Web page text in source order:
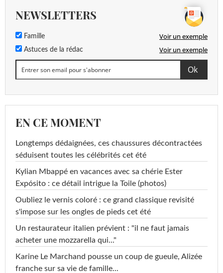
NEWSLETTERS
Famille Voir un exemple
Astuces de la rédac Voir un exemple
EN CE MOMENT
Longtemps dédaignées, ces chaussures décontractées
séduisent toutes les célébrités cet été
Kylian Mbappé en vacances avec sa chérie Ester
Expósito : ce détail intrigue la Toile (photos)
Oubliez le vernis coloré : ce grand classique revisité
s'impose sur les ongles de pieds cet été
Un restaurateur italien prévient : "il ne faut jamais
acheter une mozzarella qui..."
Karine Le Marchand pousse un coup de gueule, Alizée
franche sur sa vie de famille...